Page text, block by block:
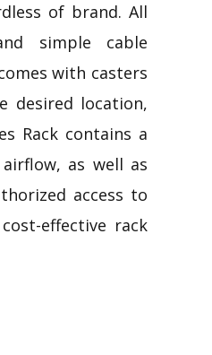
of brand. All
simple cable
with casters
desired location,
Rack contains a
as well as
access to
effective rack